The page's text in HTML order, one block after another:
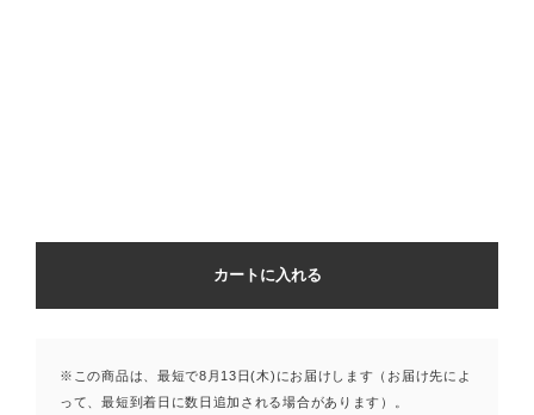
カートに入れる
※この商品は、最短で8月13日(木)にお届けします（お届け先によ
って、最短到着日に数日追加される場合があります）。